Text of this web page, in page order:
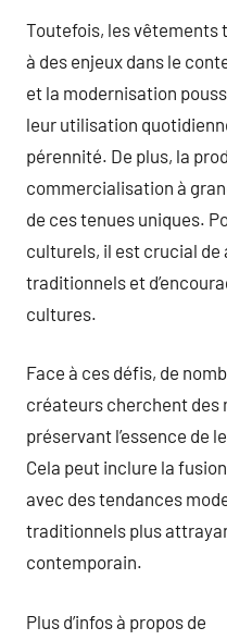
Toutefois, les
à des enjeux dans le
et la modernisation
leur utilisation
pérennité. De plus, la
commercialisation à
de ces tenues uniques.
culturels, il est crucial de
traditionnels et
cultures.
Face à ces défis, de
créateurs cherchent des
préservant l’essence de
Cela peut inclure la
avec des tendances
traditionnels plus
contemporain.
Plus d’infos à propos de